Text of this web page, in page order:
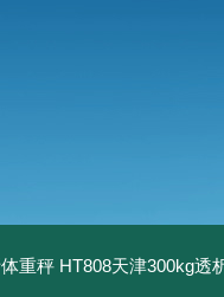
重秤 HT808天津300kg透